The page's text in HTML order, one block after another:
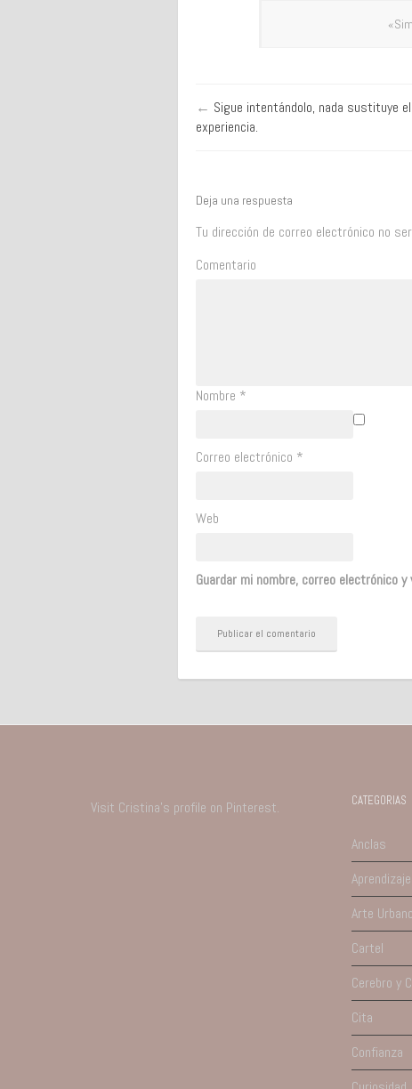
← Sigue intentándolo, nada sustituye
experiencia.
Deja una respuesta
Tu dirección de correo electrónico no
Comentario
Nombre *
Correo electrónico *
Web
Guardar mi nombre, correo electrónico
Visit Cristina's profile on Pinterest. CATEGORIAS
Anclas
Aprendizaje
Arte Urbano
Cartel
Cerebro y
Cita
Confianza